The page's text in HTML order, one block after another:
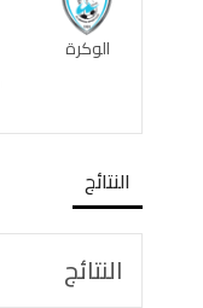
الوكرة
النتائج
النتائج